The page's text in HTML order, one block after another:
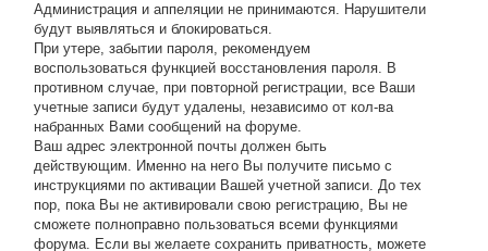
Администрация и аппеляции не принимаются. Нарушители
будут выявляться и блокироваться.
При утере, забытии пароля, рекомендуем
воспользоваться функцией восстановления пароля. В
противном случае, при повторной регистрации, все Ваши
учетные записи будут удалены, независимо от кол-ва
набранных Вами сообщений на форуме.
Ваш адрес электронной почты должен быть
действующим. Именно на него Вы получите письмо с
инструкциями по активации Вашей учетной записи. До тех
пор, пока Вы не активировали свою регистрацию, Вы не
сможете полноправно пользоваться всеми функциями
форума. Если вы желаете сохранить приватность, можете